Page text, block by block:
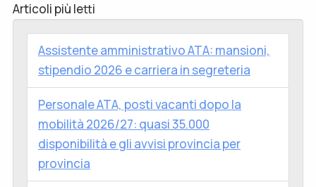
Articoli più letti
Assistente amministrativo ATA: mansioni,
stipendio 2026 e carriera in segreteria
Personale ATA, posti vacanti dopo la
mobilità 2026/27: quasi 35.000
disponibilità e gli avvisi provincia per
provincia